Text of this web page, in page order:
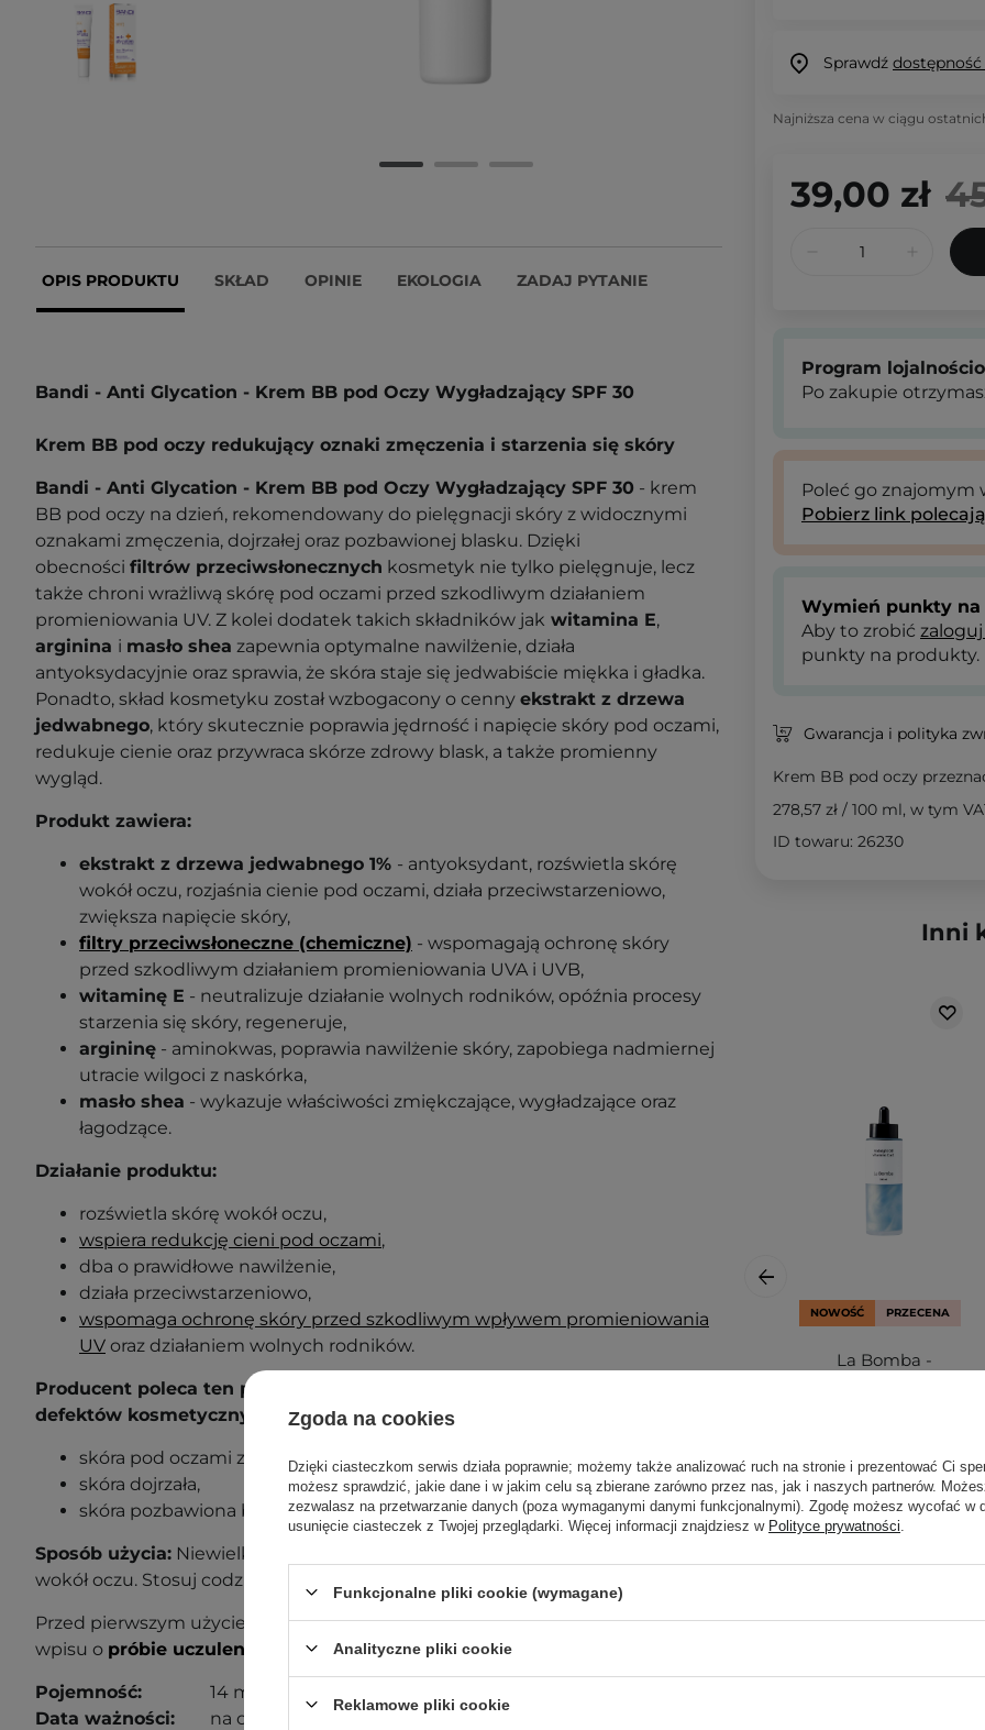
OPIS PRODUKTU SKŁAD OPINIE EKOLOGIA ZADAJ PYTANIE
Bandi - Anti Glycation - Krem BB pod Oczy Wygładzający SPF 30
Krem BB pod oczy redukujący oznaki zmęczenia i starzenia się skóry
Bandi - Anti Glycation - Krem BB pod Oczy Wygładzający SPF 30 - krem
BB pod oczy na dzień, rekomendowany do pielęgnacji skóry z widocznymi
oznakami zmęczenia, dojrzałej oraz pozbawionej blasku. Dzięki
obecności filtrów przeciwsłonecznych kosmetyk nie tylko pielęgnuje, lecz
także chroni wrażliwą skórę pod oczami przed szkodliwym działaniem
promieniowania UV. Z kolei dodatek takich składników jak witamina E,
arginina i masło shea zapewnia optymalne nawilżenie, działa
antyoksydacyjnie oraz sprawia, że skóra staje się jedwabiście miękka i gładka.
Ponadto, skład kosmetyku został wzbogacony o cenny ekstrakt z drzewa
jedwabnego, który skutecznie poprawia jędrność i napięcie skóry pod oczami,
redukuje cienie oraz przywraca skórze zdrowy blask, a także promienny
wygląd.
Produkt zawiera:
ekstrakt z drzewa jedwabnego 1% - antyoksydant, rozświetla skórę
wokół oczu, rozjaśnia cienie pod oczami, działa przeciwstarzeniowo,
zwiększa napięcie skóry,
filtry przeciwsłoneczne (chemiczne) - wspomagają ochronę skóry
przed szkodliwym działaniem promieniowania UVA i UVB,
witaminę E - neutralizuje działanie wolnych rodników, opóźnia procesy
starzenia się skóry, regeneruje,
argininę - aminokwas, poprawia nawilżenie skóry, zapobiega nadmiernej
utracie wilgoci z naskórka,
masło shea - wykazuje właściwości zmiękczające, wygładzające oraz
łagodzące.
Działanie produktu:
rozświetla skórę wokół oczu,
wspiera redukcję cieni pod oczami,
dba o prawidłowe nawilżenie,
działa przeciwstarzeniowo,
wspomaga ochronę skóry przed szkodliwym wpływem promieniowania
UV oraz działaniem wolnych rodników.
Producent poleca ten produkt dla następujących rodzajów skór i
defektów kosmetycznych:
skóra pod oczami z widocznymi oznakami zmęczenia,
skóra dojrzała,
skóra pozbawiona blasku.
Sposób użycia: Niewielką ilość kremu delikatnie wmasuj w oczyszczoną skórę
wokół oczu. Stosuj codziennie rano.
Przed pierwszym użyciem wykonaj próbę uczuleniową. Zajrzyj do naszego
wpisu o próbie uczuleniowej , aby dowiedzieć się więcej.
Pojemność:
14 ml
Data ważności:
na opakowaniu.
Sprawdź
Najniższa cena w ciągu
39,00 zł
Program
Po zakupie
Poleć go znajomym
Pobierz link
Wymień punkty na
Aby to zrobić zaloguj
punkty na produkty.
Gwarancja i polityka
Krem BB pod oczy
278,57 zł / 100 ml, w tym
ID towaru: 26230
Inni
NOWOŚĆ PRZECENA
La Bomba -
OUTLET
215,00 zł
Zgoda na cookies
Dzięki ciasteczkom serwis działa poprawnie; możemy także analizować ruch na stronie i prezentować Ci
możesz sprawdzić, jakie dane i w jakim celu są zbierane zarówno przez nas, jak i naszych partnerów.
zezwalasz na przetwarzanie danych (poza wymaganymi danymi funkcjonalnymi). Zgodę możesz wycofać w
usunięcie ciasteczek z Twojej przeglądarki. Więcej informacji znajdziesz w Polityce prywatności
Funkcjonalne pliki cookie (wymagane)
Analityczne pliki cookie
Reklamowe pliki cookie